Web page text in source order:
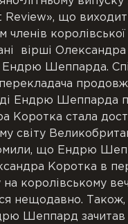
Review», що
членів
вірші
Ендрю Шеппарда.
Ендрю Шеппарда
Коротка стала
світу
що Ендрю
Коротка в
на королівському
нещодавно.
Шеппард зачитав